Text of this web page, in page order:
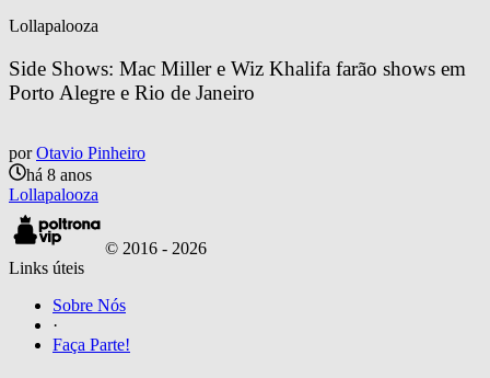
Lollapalooza
Side Shows: Mac Miller e Wiz Khalifa farão shows em
Porto Alegre e Rio de Janeiro
por Otavio Pinheiro
há 8 anos
Lollapalooza
© 2016 - 2026
Links úteis
Sobre Nós
·
Faça Parte!